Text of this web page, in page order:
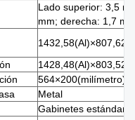
Lado superior: 3,5
mm; derecha: 1,7
564×200(milímetro)
Metal
Gabinetes estándar,